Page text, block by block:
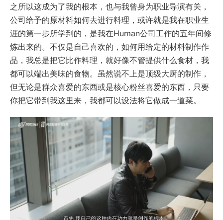
之所以这成为了我的根本，也与我曾身为职业导演有关，
公司给予的原材料如何去进行料理，或许就是我在职业生
涯的第一步所学到的，是我在Human公司工作的五年间修
炼出来的。不仅是自己喜欢的，如何用给定的材料制作作
品，我总是把它比作料理，就好像不管提供什么食材，我
都可以端出美味的食物。虽然说不上是顶级大厨的制作，
但无论是群众喜爱的东西或是核心粉丝喜爱的东西，只要
你把它带到我这里来，我都可以设法将它做成一道菜。